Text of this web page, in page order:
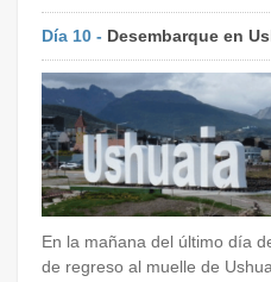
Día 10 - Desembarque en
En la mañana del último día
de regreso al muelle de